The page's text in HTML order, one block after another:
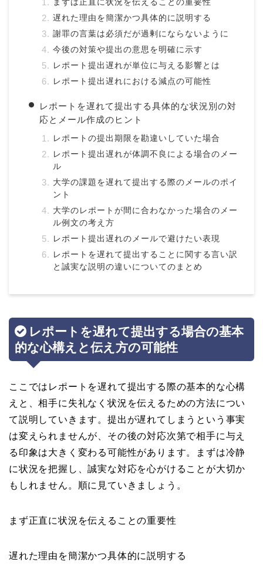
まずは正直に状況を伝えることの重要性
遅れた理由を簡潔かつ具体的に説明する
謝罪の言葉は必須だが過剰にならないように
今後の対策や提出の意思を明確に示す
レポート提出遅れが単位に与える影響とは
レポート提出遅れにおける減点の可能性
レポートを遅れて提出する具体的な状況別の対
応とメール作成のヒント
レポートの提出期限を勘違いしていた場合
レポート提出遅れが体調不良による場合のメー
ル
大学の課題を遅れて提出する際のメールのポイ
ント
大学のレポートが間に合わなかった場合のメー
ル例文の考え方
レポート提出遅れのメールで避けたい表現
レポートを遅れて提出することに関する言い訳
と誠実な説明の違いについてのまとめ
レポートを遅れて提出する場合の基本
的な心構えと伝え方の可能性
ここではレポートを遅れて提出する際の基本的な心構
えと、相手に失礼なく状況を伝えるための方法につい
て説明していきます。提出が遅れてしまうという事実
は変えられませんが、その後の対応次第で相手に与え
る印象は大きく変わる可能性があります。まずは冷静
に状況を把握し、誠実な対応を心がけることが大切か
もしれません。順に見ていきましょう。
まず正直に状況を伝えることの重要性
遅れた理由を簡潔かつ具体的に説明する